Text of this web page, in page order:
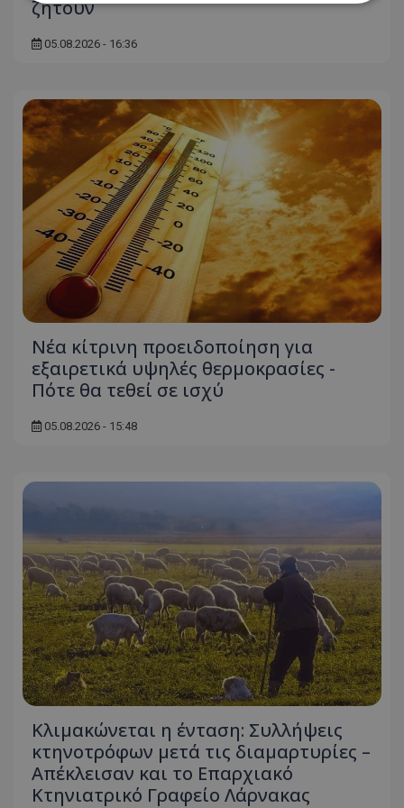
ζητούν
05.08.2026 - 16:36
Νέα κίτρινη προειδοποίηση για
εξαιρετικά υψηλές θερμοκρασίες -
Πότε θα τεθεί σε ισχύ
05.08.2026 - 15:48
Κλιμακώνεται η ένταση: Συλλήψεις
κτηνοτρόφων μετά τις διαμαρτυρίες –
Απέκλεισαν και το Επαρχιακό
Κτηνιατρικό Γραφείο Λάρνακας
Απολύτως απαραίτητα
Τα απολύτως απαραίτητα cookies επιτρέπουν
βασικές λειτουργίες του ιστότοπου, όπως τη
σύνδεση χρήστη και τη διαχείριση λογαριασμού.
Ο ιστότοπος δεν μπορεί να χρησιμοποιηθεί σωστά
χωρίς τα απολύτως απαραίτητα cookies.
Ονοματεπώνυμο
Προμηθευτής/ Πεδίο
usprivacy
.lifenewscy.tothemaonline.com
ASP.NET_SessionId
VISITOR_PRIVACY_METADATA
YouTube
.youtube.com